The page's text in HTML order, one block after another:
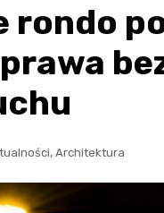
rondo
, Architektura